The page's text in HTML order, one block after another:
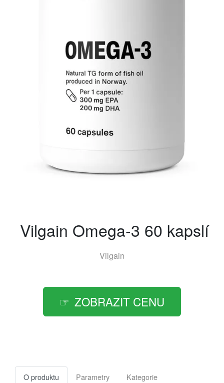
Vilgain Omega-3 60 kapslí
Vilgain
ZOBRAZIT CENU
O produktu Parametry Kategorie